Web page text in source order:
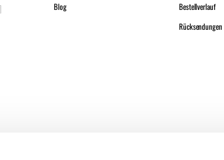
Blog
Bestellverlauf
Rücksendungen